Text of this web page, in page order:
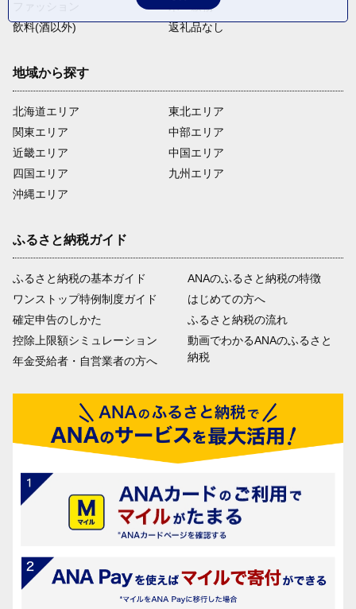
米・穀物
飲料(酒以外)
返礼品なし
地域から探す
北海道エリア
関東エリア
近畿エリア
四国エリア
沖縄エリア
東北エリア
中部エリア
中国エリア
九州エリア
ふるさと納税ガイド
ふるさと納税の基本ガイド
ワンストップ特例制度ガイド
確定申告のしかた
控除上限額シミュレーション
年金受給者・自営業者の方へ
ANAのふるさと納税の特徴
はじめての方へ
ふるさと納税の流れ
動画でわかるANAのふるさと
納税